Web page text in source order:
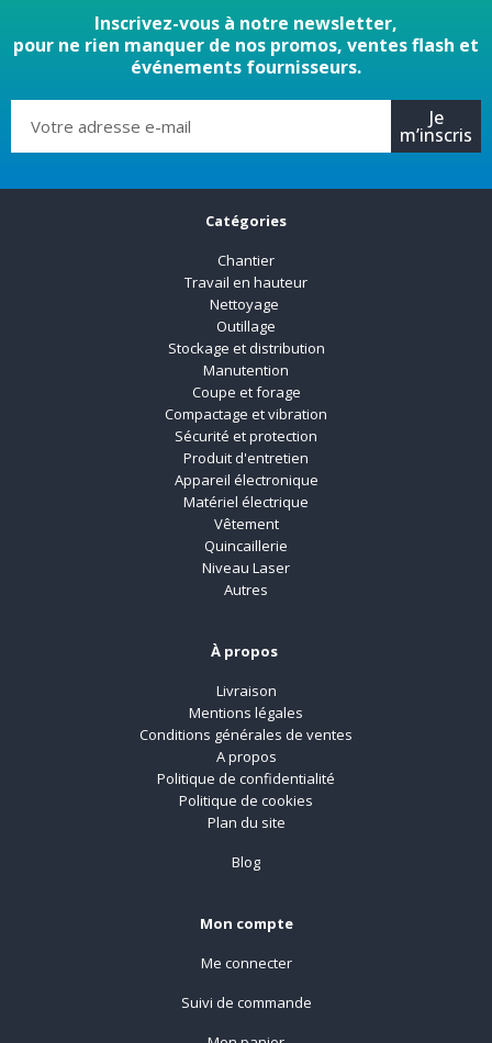
Inscrivez-vous à notre newsletter,
pour ne rien manquer de nos promos, ventes flash et
événements fournisseurs.
Je
m’inscris
Catégories
Chantier
Travail en hauteur
Nettoyage
Outillage
Stockage et distribution
Manutention
Coupe et forage
Compactage et vibration
Sécurité et protection
Produit d'entretien
Appareil électronique
Matériel électrique
Vêtement
Quincaillerie
Niveau Laser
Autres
À propos
Livraison
Mentions légales
Conditions générales de ventes
A propos
Politique de confidentialité
Politique de cookies
Plan du site
Blog
Mon compte
Me connecter
Suivi de commande